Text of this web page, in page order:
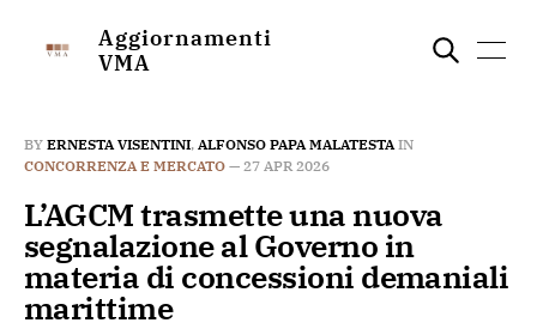
Aggiornamenti
VMA
BY ERNESTA VISENTINI, ALFONSO PAPA MALATESTAIN
CONCORRENZA E MERCATO — 27 APR 2026
L’AGCM trasmette una nuova
segnalazione al Governo in
materia di concessioni demaniali
marittime